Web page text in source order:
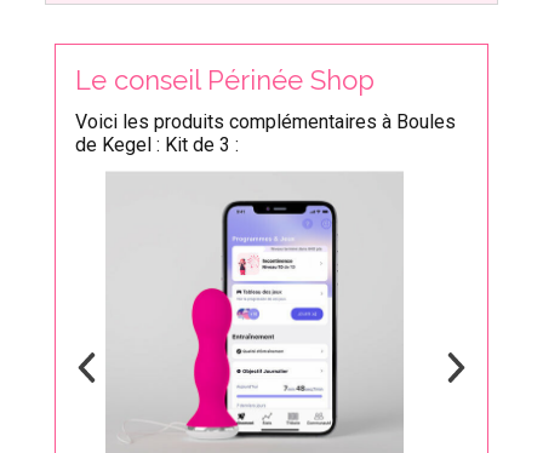
Le conseil Périnée Shop
Voici les produits complémentaires à Boules
de Kegel : Kit de 3 :